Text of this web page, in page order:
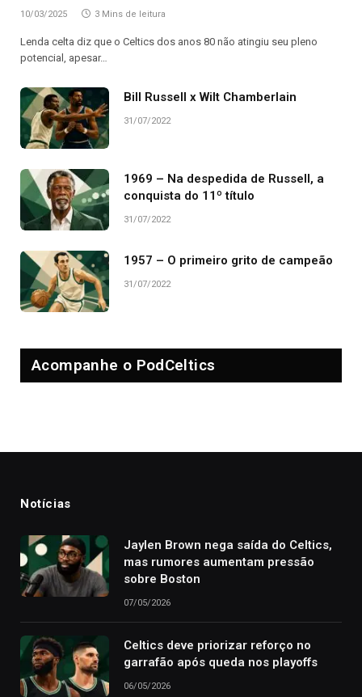
10/03/2025 3 Mins de leitura
Lenda celta diz que o Celtics dos anos 80 não atingiu seu pleno
potencial, apesar…
Bill Russell x Wilt Chamberlain
31/07/2022
1969 – Na despedida de Russell, a
conquista do 11º título
31/07/2022
1957 – O primeiro grito de campeão
31/07/2022
Acompanhe o PodCeltics
Notícias
Jaylen Brown nega saída do Celtics,
mas rumores aumentam pressão
sobre Boston
07/05/2026
Celtics deve priorizar reforço no
garrafão após queda nos playoffs
06/05/2026